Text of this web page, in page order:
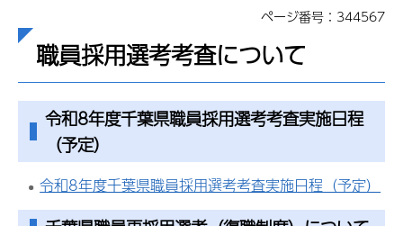
ページ番号：344567
職員採用選考考査について
令和8年度千葉県職員採用選考考査実施日程
（予定）
令和8年度千葉県職員採用選考考査実施日程（予定）